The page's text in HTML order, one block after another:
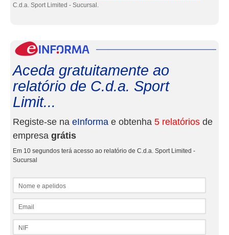
C.d.a. Sport Limited - Sucursal.
Aceda gratuitamente ao
relatório de C.d.a. Sport
Limit...
Registe-se na eInforma e obtenha 5 relatórios de
empresa grátis
Em 10 segundos terá acesso ao relatório de C.d.a. Sport Limited -
Sucursal